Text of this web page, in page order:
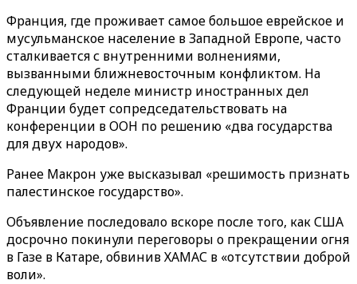
Франция, где проживает самое большое еврейское и
мусульманское население в Западной Европе, часто
сталкивается с внутренними волнениями,
вызванными ближневосточным конфликтом. На
следующей неделе министр иностранных дел
Франции будет сопредседательствовать на
конференции в ООН по решению «два государства
для двух народов».
Ранее Макрон уже высказывал «решимость признать
палестинское государство».
Объявление последовало вскоре после того, как США
досрочно покинули переговоры о прекращении огня
в Газе в Катаре, обвинив ХАМАС в «отсутствии доброй
воли».